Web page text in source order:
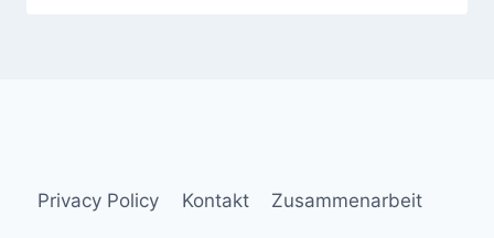
Privacy Policy Kontakt Zusammenarbeit